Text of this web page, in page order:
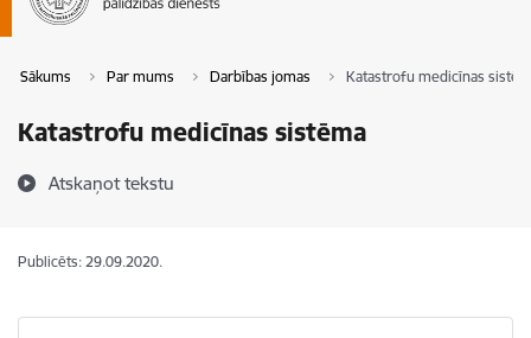
Sākums Par mums Darbības jomas Katastrofu medicīnas
Katastrofu medicīnas sistēma
Atskaņot tekstu
Publicēts: 29.09.2020.